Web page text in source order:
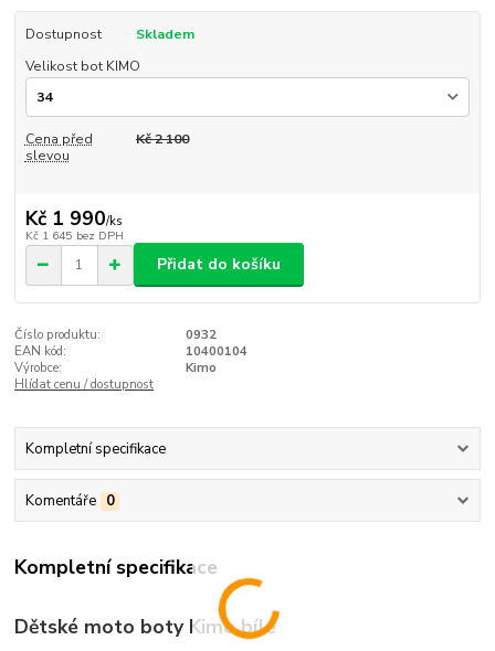
Dostupnost
Skladem
Velikost bot KIMO
Cena před
slevou
Kč 2 100
Kč 1 990/ks
Kč 1 645 bez DPH
Přidat do košíku
Číslo produktu:
0932
EAN kód:
10400104
Výrobce:
Kimo
Hlídat cenu / dostupnost
Kompletní specifikace
Komentáře 0
Kompletní specifikace
Dětské moto boty Kimo bílé